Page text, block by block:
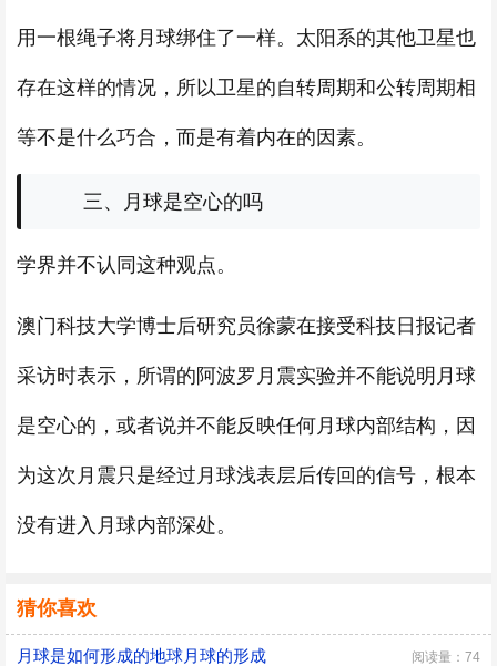
用一根绳子将月球绑住了一样。太阳系的其他卫星也
存在这样的情况，所以卫星的自转周期和公转周期相
等不是什么巧合，而是有着内在的因素。
三、月球是空心的吗
学界并不认同这种观点。
澳门科技大学博士后研究员徐蒙在接受科技日报记者
采访时表示，所谓的阿波罗月震实验并不能说明月球
是空心的，或者说并不能反映任何月球内部结构，因
为这次月震只是经过月球浅表层后传回的信号，根本
没有进入月球内部深处。
猜你喜欢
月球是如何形成的地球月球的形成 阅读量：74